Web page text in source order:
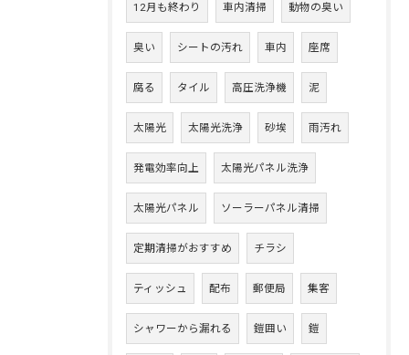
12月も終わり 車内清掃 動物の臭い
臭い シートの汚れ 車内 座席
腐る タイル 高圧洗浄機 泥
太陽光 太陽光洗浄 砂埃 雨汚れ
発電効率向上 太陽光パネル洗浄
太陽光パネル ソーラーパネル清掃
定期清掃がおすすめ チラシ
ティッシュ 配布 郵便局 集客
シャワーから漏れる 鎧囲い 鎧